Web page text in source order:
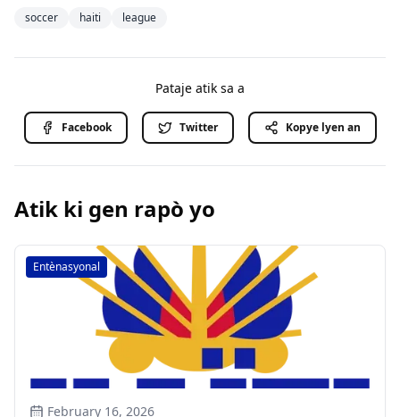
soccer haiti league
Pataje atik sa a
Facebook Twitter Kopye lyen an
Atik ki gen rapò yo
Entènasyonal
February 16, 2026